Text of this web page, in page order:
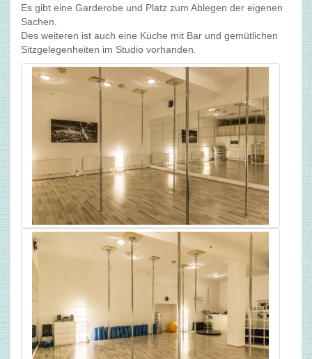
Es gibt eine Garderobe und Platz zum Ablegen der eigenen
Sachen.
Des weiteren ist auch eine Küche mit Bar und gemütlichen
Sitzgelegenheiten im Studio vorhanden.